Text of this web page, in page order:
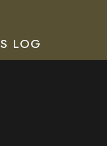
LOG